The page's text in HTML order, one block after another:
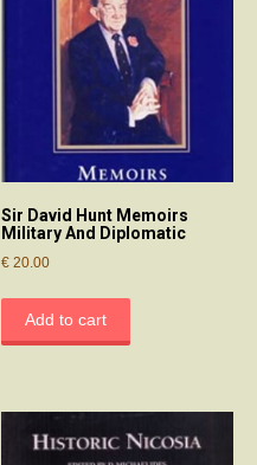
Sir David Hunt Memoirs
Military And Diplomatic
€ 20.00
Add to cart